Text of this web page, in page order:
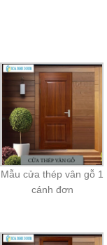
Mẫu cửa thép vân gỗ 1
cánh đơn